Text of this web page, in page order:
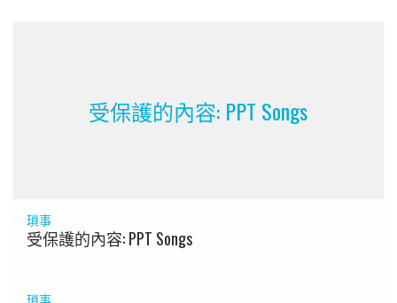
受保護的內容: PPT Songs
瑣事
受保護的內容: PPT Songs
瑣事